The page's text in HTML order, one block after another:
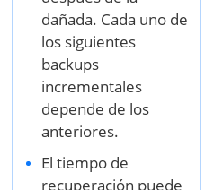
dañada. Cada uno de
los siguientes
backups
incrementales
depende de los
anteriores.
El tiempo de
recuperación puede